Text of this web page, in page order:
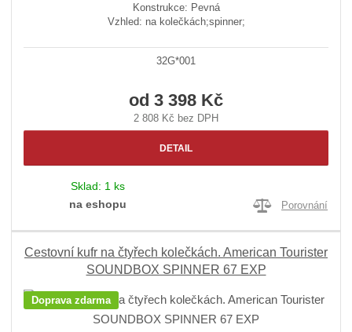
Konstrukce: Pevná
Vzhled: na kolečkách;spinner;
32G*001
od 3 398 Kč
2 808 Kč bez DPH
DETAIL
Sklad: 1 ks
na eshopu
Porovnání
Cestovní kufr na čtyřech kolečkách. American Tourister
SOUNDBOX SPINNER 67 EXP
Doprava zdarma